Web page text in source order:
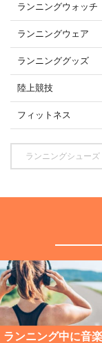
ランニングウォッチ
ランニングウェア
ランニンググッズ
陸上競技
フィットネス
ランニング中に音